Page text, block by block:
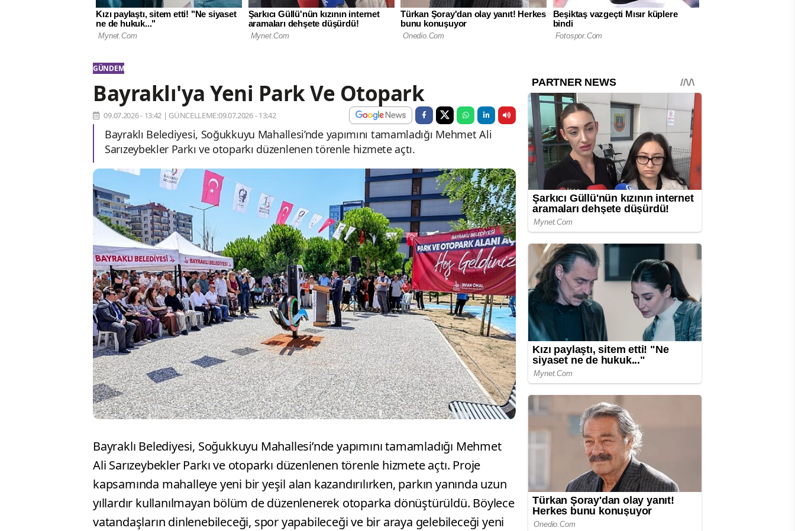
GÜNDEM
Bayraklı'ya Yeni Park Ve Otopark
09.07.2026 - 13:42 | GÜNCELLEME:09.07.2026 - 13:42
Bayraklı Belediyesi, Soğukkuyu Mahallesi’nde yapımını tamamladığı Mehmet Ali
Sarızeybekler Parkı ve otoparkı düzenlenen törenle hizmete açtı.
Bayraklı Belediyesi, Soğukkuyu Mahallesi’nde yapımını tamamladığı Mehmet
Ali Sarızeybekler Parkı ve otoparkı düzenlenen törenle hizmete açtı. Proje
kapsamında mahalleye yeni bir yeşil alan kazandırılırken, parkın yanında uzun
yıllardır kullanılmayan bölüm de düzenlenerek otoparka dönüştürüldü. Böylece
vatandaşların dinlenebileceği, spor yapabileceği ve bir araya gelebileceği yeni